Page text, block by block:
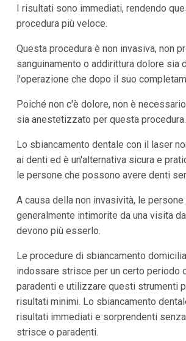
I risultati sono immediati, rendendo
procedura più veloce.
Questa procedura è non invasiva, non
sanguinamento o addirittura dolore sia
l'operazione che dopo il suo
Poiché non c'è dolore, non è
sia anestetizzato per questa procedura.
Lo sbiancamento dentale con il laser
ai denti ed è un'alternativa sicura e
le persone che possono avere denti
A causa della non invasività, le persone
generalmente intimorite da una visita
devono più esserlo.
Le procedure di sbiancamento
indossare strisce per un certo periodo
paradenti e utilizzare questi strumenti
risultati minimi. Lo sbiancamento
risultati immediati e sorprendenti
strisce o paradenti.